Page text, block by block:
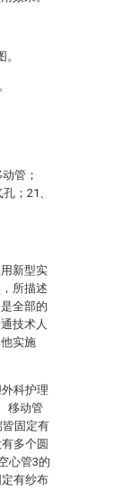
管；
；21、
新型实
所描述
全部的
技术人
实施
科护理
移动管
固定有
多个圆
心管3的
有纱布